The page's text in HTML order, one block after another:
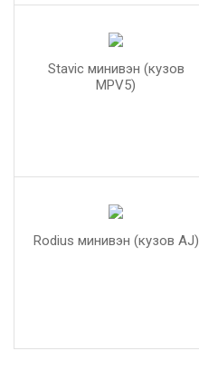
Stavic минивэн (кузов
MPV5)
Rodius минивэн (кузов AJ)